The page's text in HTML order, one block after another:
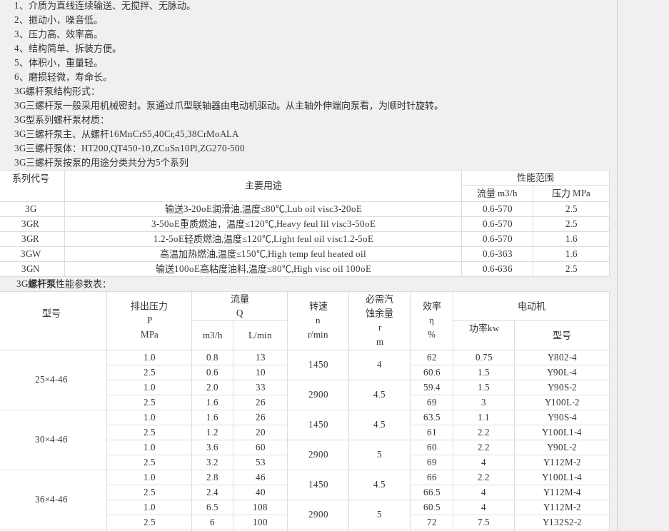
1、介质为直线连续输送、无搅拌、无脉动。
2、振动小，噪音低。
3、压力高、效率高。
4、结构简单、拆装方便。
5、体积小，重量轻。
6、磨损轻微，寿命长。
3G螺杆泵结构形式：
3G三螺杆泵一般采用机械密封。泵通过爪型联轴器由电动机驱动。从主轴外伸端向泵看，为顺时针旋转。
3G型系列螺杆泵材质：
3G三螺杆泵主、从螺杆16MnCrS5,40Cr,45,38CrMoALA
3G三螺杆泵体：HT200,QT450-10,ZCuSn10Pl,ZG270-500
3G三螺杆泵按泵的用途分类共分为5个系列
系列代号
主要用途
性能范围
流量 m3/h
压力 MPa
3G
输送3-20oE润滑油,温度≤80℃,Lub oil visc3-20oE 0.6-570
2.5
3GR
3-50oE重质燃油，温度≤120℃,Heavy feul lil visc3-50oE 0.6-570
2.5
3GR
1.2-5oE轻质燃油,温度≤120℃,Light feul oil visc1.2-5oE 0.6-570
1.6
3GW
高温加热燃油,温度≤150℃,High temp feul heated oil 0.6-363
1.6
3GN
输送100oE高粘度油料,温度≤80℃,High visc oil 100oE 0.6-636
2.5
3G螺杆泵性能参数表：
型号
排出压力
P
MPa
流量
Q
转速
n
r/min
必需汽
蚀余量
r
m
效率
η
%
电动机
m3/h L/min
功率kw
型号
25×4-46
1.0 0.8 13
1450 4
62 0.75
Y802-4
2.5
0.6 10 60.6 1.5
Y90L-4
1.0
2.0 33
2900 4.5
59.4 1.5
Y90S-2
2.5
1.6 26 69 3 Y100L-2
30×4-46
1.0 1.6 26
1450 4.5
63.5 1.1
Y90S-4
2.5
1.2 20 61 2.2
Y100L1-4
1.0
3.6 60
2900 5
60 2.2
Y90L-2
2.5
3.2 53 69 4 Y112M-2
36×4-46
1.0 2.8 46
1450 4.5
66 2.2
Y100L1-4
2.5
2.4 40 66.5 4
Y112M-4
1.0
6.5 108
2900 5
60.5 4
Y112M-2
2.5
6 100 72 7.5 Y132S2-2